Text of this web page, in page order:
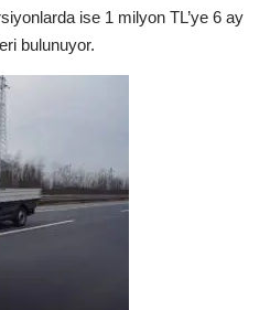
ise 1 milyon TL’ye 6 ay
bulunuyor.